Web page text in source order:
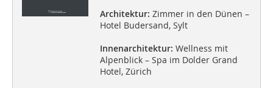
Architektur: Zimmer in den Dünen –
Hotel Budersand, Sylt
Innenarchitektur: Wellness mit
Alpenblick – Spa im Dolder Grand
Hotel, Zürich